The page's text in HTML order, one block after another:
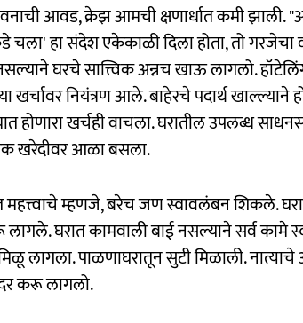
आवड, क्रेझ आमची क्षणार्धात कमी झाली.
चला' हा संदेश एकेकाळी दिला होता, तो
घरचे सात्त्विक अन्नच खाऊ लागलो.
खर्चावर नियंत्रण आले. बाहेरचे पदार्थ
होणारा खर्चही वाचला. घरातील उपलब्ध
खरेदीवर आळा बसला.
म्हणजे, बरेच जण स्वावलंबन शिकले.
घरात कामवाली बाई नसल्याने सर्व कामे
लागला. पाळणाघरातून सुटी मिळाली.
करू लागलो.